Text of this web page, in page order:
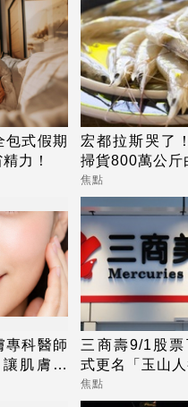
包式假期
力！
宏都拉斯哭了
掃貨800萬公斤
焦點
專科醫師
肌膚由
三商壽9/1股
式更名「玉山人
焦點